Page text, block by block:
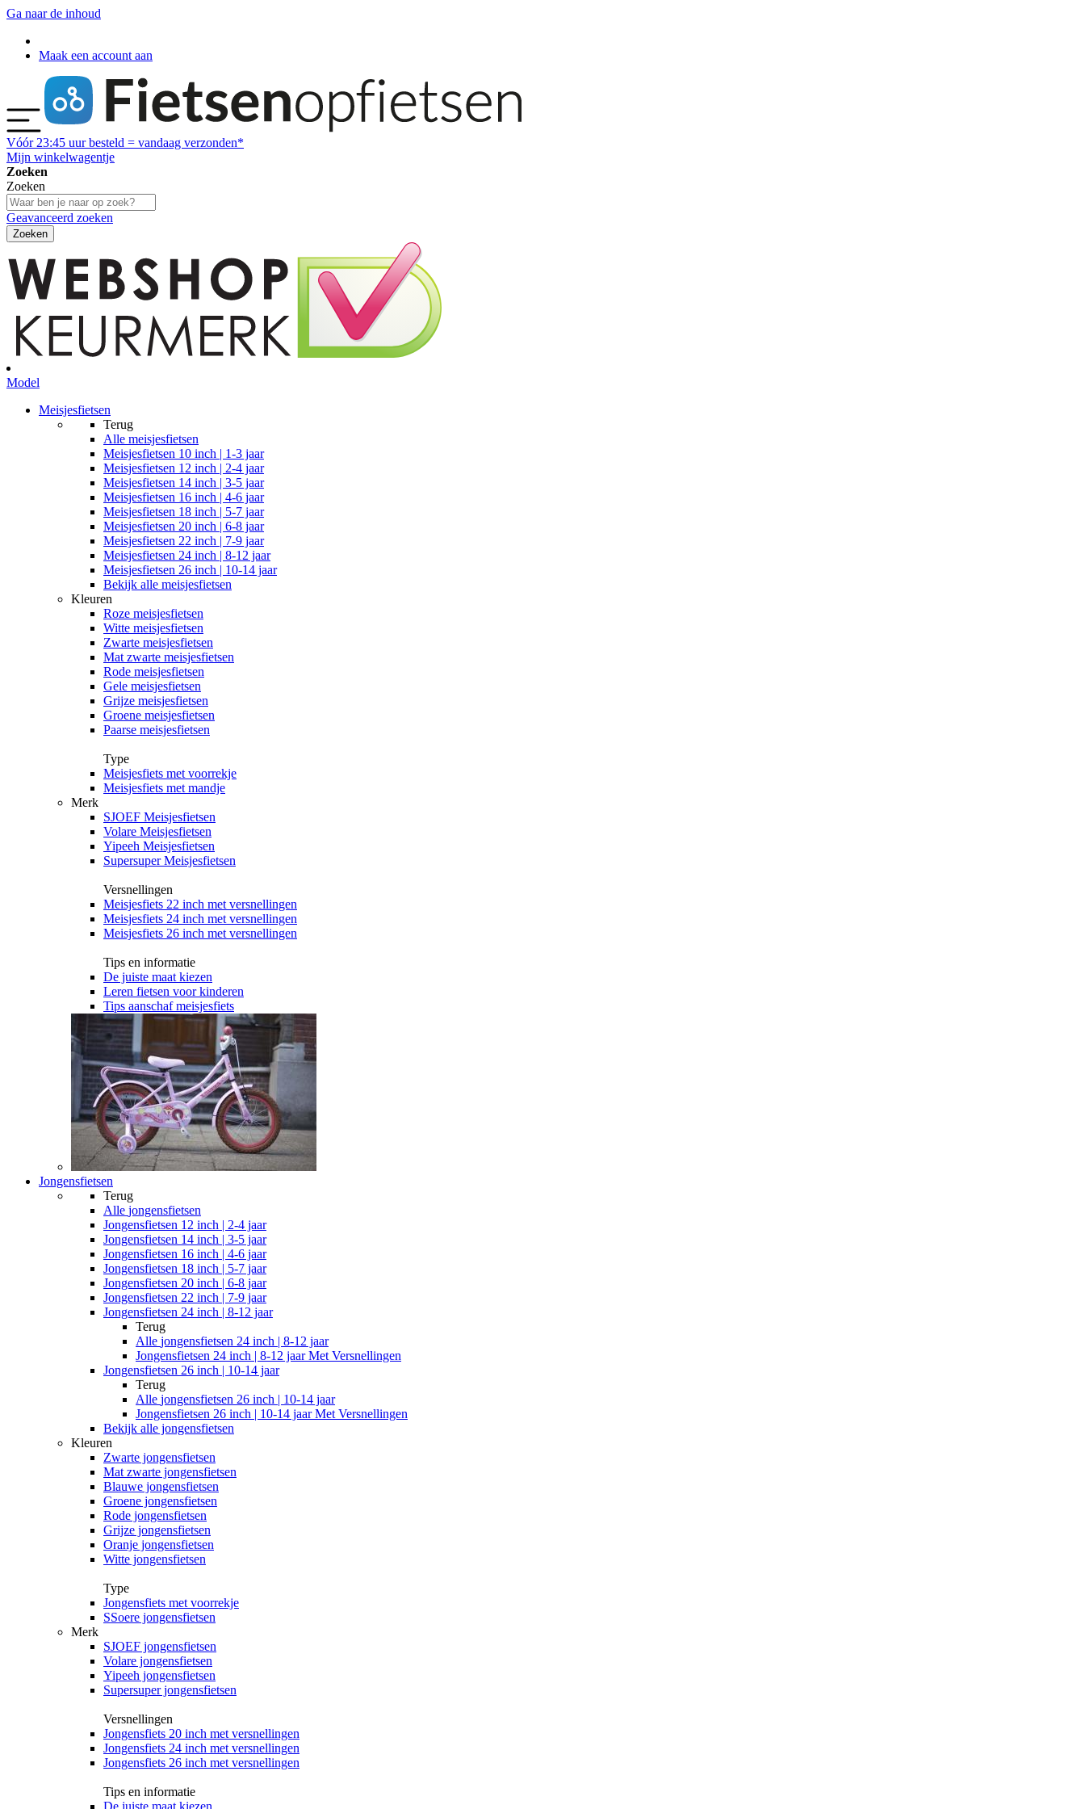
Ga naar de inhoud
Maak een account aan
Vóór 23:45 uur besteld = vandaag verzonden*
Mijn winkelwagentje
Zoeken
Zoeken
Geavanceerd zoeken
Zoeken
Model
Meisjesfietsen
Terug
Alle meisjesfietsen
Meisjesfietsen 10 inch | 1-3 jaar
Meisjesfietsen 12 inch | 2-4 jaar
Meisjesfietsen 14 inch | 3-5 jaar
Meisjesfietsen 16 inch | 4-6 jaar
Meisjesfietsen 18 inch | 5-7 jaar
Meisjesfietsen 20 inch | 6-8 jaar
Meisjesfietsen 22 inch | 7-9 jaar
Meisjesfietsen 24 inch | 8-12 jaar
Meisjesfietsen 26 inch | 10-14 jaar
Bekijk alle meisjesfietsen
Kleuren
Roze meisjesfietsen
Witte meisjesfietsen
Zwarte meisjesfietsen
Mat zwarte meisjesfietsen
Rode meisjesfietsen
Gele meisjesfietsen
Grijze meisjesfietsen
Groene meisjesfietsen
Paarse meisjesfietsen
Type
Meisjesfiets met voorrekje
Meisjesfiets met mandje
Merk
SJOEF Meisjesfietsen
Volare Meisjesfietsen
Yipeeh Meisjesfietsen
Supersuper Meisjesfietsen
Versnellingen
Meisjesfiets 22 inch met versnellingen
Meisjesfiets 24 inch met versnellingen
Meisjesfiets 26 inch met versnellingen
Tips en informatie
De juiste maat kiezen
Leren fietsen voor kinderen
Tips aanschaf meisjesfiets
Jongensfietsen
Terug
Alle jongensfietsen
Jongensfietsen 12 inch | 2-4 jaar
Jongensfietsen 14 inch | 3-5 jaar
Jongensfietsen 16 inch | 4-6 jaar
Jongensfietsen 18 inch | 5-7 jaar
Jongensfietsen 20 inch | 6-8 jaar
Jongensfietsen 22 inch | 7-9 jaar
Jongensfietsen 24 inch | 8-12 jaar
Terug
Alle jongensfietsen 24 inch | 8-12 jaar
Jongensfietsen 24 inch | 8-12 jaar Met Versnellingen
Jongensfietsen 26 inch | 10-14 jaar
Terug
Alle jongensfietsen 26 inch | 10-14 jaar
Jongensfietsen 26 inch | 10-14 jaar Met Versnellingen
Bekijk alle jongensfietsen
Kleuren
Zwarte jongensfietsen
Mat zwarte jongensfietsen
Blauwe jongensfietsen
Groene jongensfietsen
Rode jongensfietsen
Grijze jongensfietsen
Oranje jongensfietsen
Witte jongensfietsen
Type
Jongensfiets met voorrekje
SSoere jongensfietsen
Merk
SJOEF jongensfietsen
Volare jongensfietsen
Yipeeh jongensfietsen
Supersuper jongensfietsen
Versnellingen
Jongensfiets 20 inch met versnellingen
Jongensfiets 24 inch met versnellingen
Jongensfiets 26 inch met versnellingen
Tips en informatie
De juiste maat kiezen